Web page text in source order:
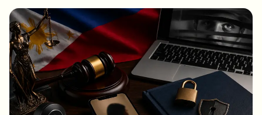
一括動画ぼかし
複数の動画をまとめて処理
API & SDK
アップロード、ジョブ、ウェブフックを自動化
お問い合わせフォーム
ビデオインテリジェンス